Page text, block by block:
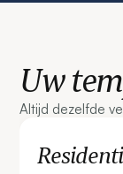
Uw
Altijd dezelfde